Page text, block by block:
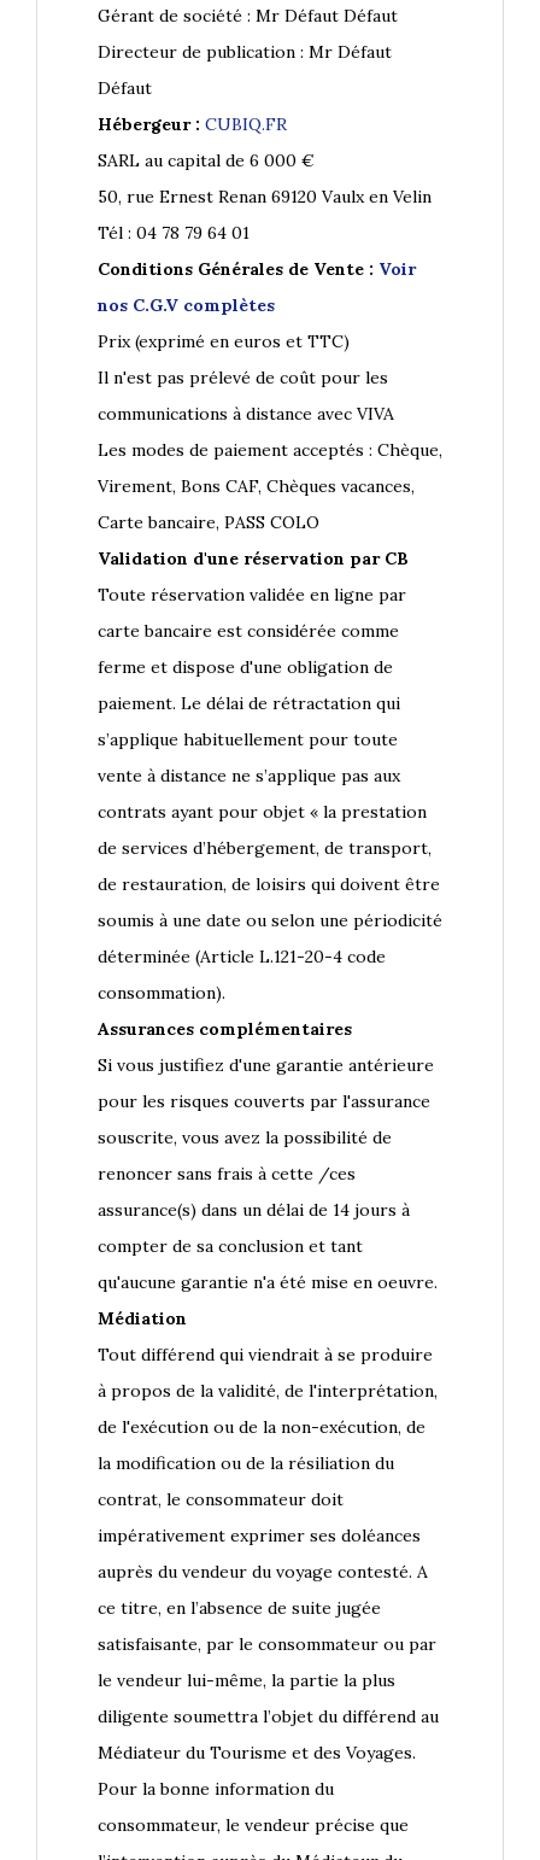
Gérant de société : Mr Défaut Défaut
Directeur de publication : Mr Défaut
Défaut
Hébergeur : CUBIQ.FR
SARL au capital de 6 000 €
50, rue Ernest Renan 69120 Vaulx en Velin
Tél : 04 78 79 64 01
Conditions Générales de Vente : Voir
nos C.G.V complètes
Prix (exprimé en euros et TTC)
Il n'est pas prélevé de coût pour les
communications à distance avec VIVA
Les modes de paiement acceptés : Chèque,
Virement, Bons CAF, Chèques vacances,
Carte bancaire, PASS COLO
Validation d'une réservation par CB
Toute réservation validée en ligne par
carte bancaire est considérée comme
ferme et dispose d'une obligation de
paiement. Le délai de rétractation qui
s’applique habituellement pour toute
vente à distance ne s’applique pas aux
contrats ayant pour objet « la prestation
de services d’hébergement, de transport,
de restauration, de loisirs qui doivent être
soumis à une date ou selon une périodicité
déterminée (Article L.121-20-4 code
consommation).
Assurances complémentaires
Si vous justifiez d'une garantie antérieure
pour les risques couverts par l'assurance
souscrite, vous avez la possibilité de
renoncer sans frais à cette /ces
assurance(s) dans un délai de 14 jours à
compter de sa conclusion et tant
qu'aucune garantie n'a été mise en oeuvre.
Médiation
Tout différend qui viendrait à se produire
à propos de la validité, de l'interprétation,
de l'exécution ou de la non-exécution, de
la modification ou de la résiliation du
contrat, le consommateur doit
impérativement exprimer ses doléances
auprès du vendeur du voyage contesté. A
ce titre, en l’absence de suite jugée
satisfaisante, par le consommateur ou par
le vendeur lui-même, la partie la plus
diligente soumettra l’objet du différend au
Médiateur du Tourisme et des Voyages.
Pour la bonne information du
consommateur, le vendeur précise que